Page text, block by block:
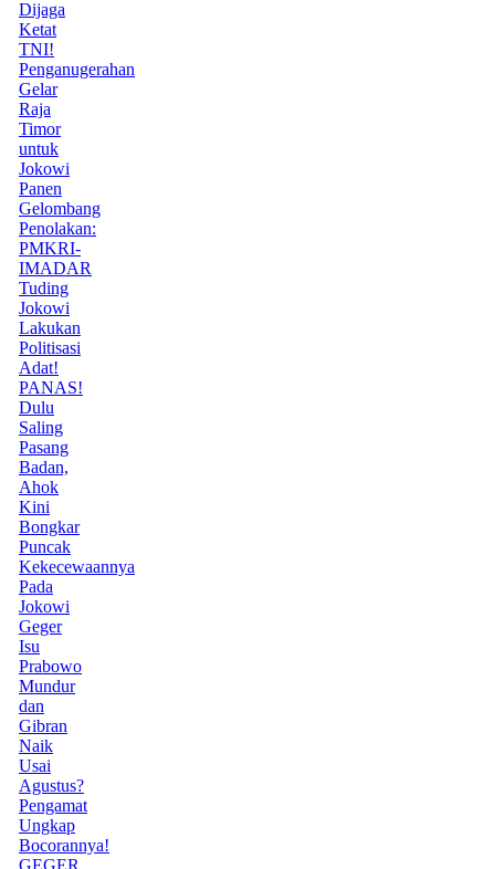
Dijaga
Ketat
TNI!
Penganugerahan
Gelar
Raja
Timor
untuk
Jokowi
Panen
Gelombang
Penolakan:
PMKRI-
IMADAR
Tuding
Jokowi
Lakukan
Politisasi
Adat!
PANAS!
Dulu
Saling
Pasang
Badan,
Ahok
Kini
Bongkar
Puncak
Kekecewaannya
Pada
Jokowi
Geger
Isu
Prabowo
Mundur
dan
Gibran
Naik
Usai
Agustus?
Pengamat
Ungkap
Bocorannya!
GEGER